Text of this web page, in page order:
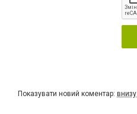
Показувати новий коментар: внизу